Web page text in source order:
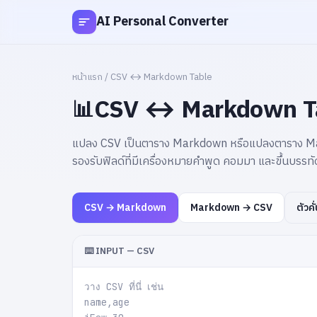
AI Personal Converter
หน้าแรก / CSV ↔ Markdown Table
📊CSV ↔ Markdown
แปลง CSV เป็นตาราง Markdown หรือแปลงตาราง
รองรับฟิลด์ที่มีเครื่องหมายคำพูด คอมมา และขึ้นบรร
CSV → Markdown Markdown → CSV ตัวคั่
⌨️ INPUT — CSV